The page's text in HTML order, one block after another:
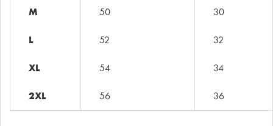
M 50 30
L 52 32
XL 54 34
2XL 56 36
Ponožky
Pyžama, volný čas
Kontakty